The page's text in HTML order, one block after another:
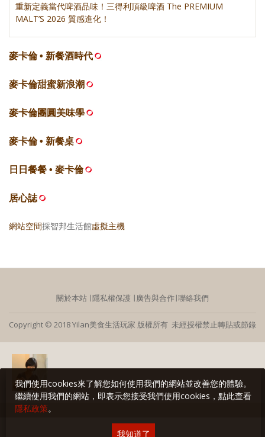
重新定義當代啤酒品味！三得利頂級啤酒 The PREMIUM
MALT’S 2026 質感進化！
麥卡倫 • 新餐酒時代
麥卡倫甜蜜新浪潮
麥卡倫團圓美味學
麥卡倫 • 新餐桌
日日餐餐 • 麥卡倫
居心誌
網站空間採智邦生活館虛擬主機
關於本站 ∣隱私權保護 ∣廣告與合作∣聯絡我們
Copyright © 2018 Yilan美食生活玩家 版權所有 未經授權禁止轉貼或節錄
我們使用cookies來了解您如何使用我們的網站並改善您的體驗。
繼續使用我們的網站，即表示您接受我們使用cookies，點此查看
隱私政策。
我知道了